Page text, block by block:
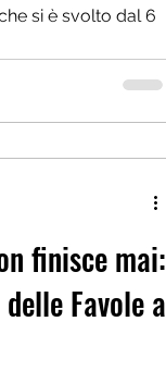
si è svolto dal 6
finisce mai:
Favole a